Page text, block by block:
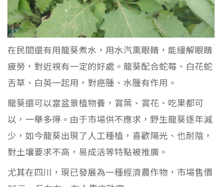
在民間還有用龍葵煮水，用水汽熏眼睛，能緩解眼睛
疲勞，對近視有一定的好處。龍葵配合蛇莓、白花蛇
舌草、白英一起用，對癌腫、水腫有作用。
龍葵還可以當盆景植物養，賞葉、賞花、吃果都可
以，一舉多得。由于市場供不應求，野生龍葵逐年減
少，如今龍葵出現了人工種植，喜歡陽光、也耐陰，
對土壤要求不高，易成活等特點被推廣。
尤其在四川，現已發展為一種經濟農作物，市場售價